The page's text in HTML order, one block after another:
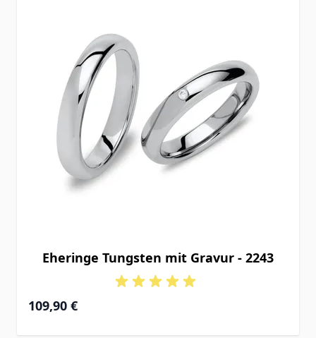
Eheringe Tungsten mit Gravur - 2243
109,90 €